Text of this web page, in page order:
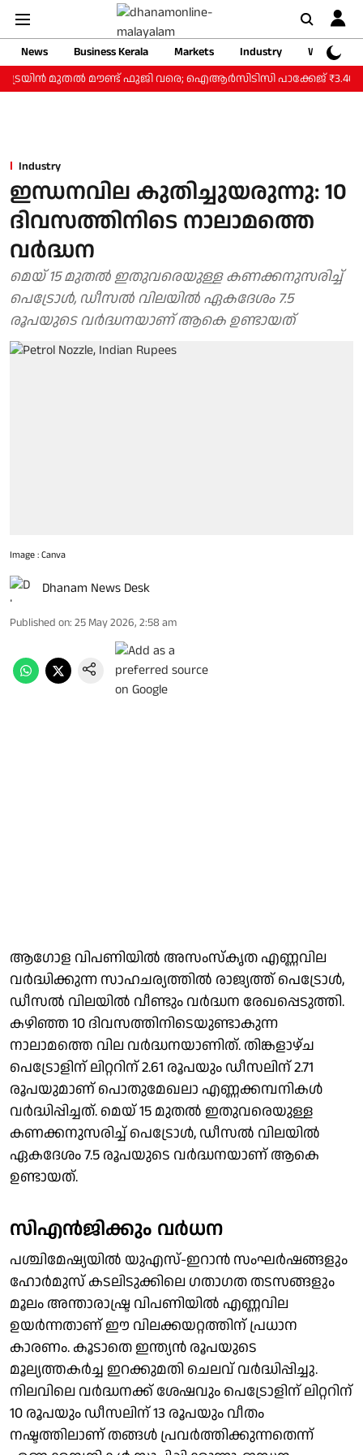
News Business Kerala Markets Industry
Web
മുതല്‍ മൗണ്ട് ഫുജി വരെ; ഐആര്‍സിടിസി പാക്കേജ് ₹3.46
Industry
ഇന്ധനവില കുതിച്ചുയരുന്നു: 10
ദിവസത്തിനിടെ നാലാമത്തെ
വർദ്ധന
മെയ് 15 മുതൽ ഇതുവരെയുള്ള കണക്കനുസരിച്ച്
പെട്രോൾ, ഡീസൽ വിലയിൽ ഏകദേശം 7.5
രൂപയുടെ വർദ്ധനയാണ് ആകെ ഉണ്ടായത്
Image : Canva
Dhanam News Desk
Published on: 25 May 2026, 2:58 am
ആഗോള വിപണിയിൽ അസംസ്കൃത എണ്ണവില
വർദ്ധിക്കുന്ന സാഹചര്യത്തിൽ രാജ്യത്ത് പെട്രോൾ,
ഡീസൽ വിലയിൽ വീണ്ടും വർദ്ധന രേഖപ്പെടുത്തി.
കഴിഞ്ഞ 10 ദിവസത്തിനിടെയുണ്ടാകുന്ന
നാലാമത്തെ വില വർദ്ധനയാണിത്. തിങ്കളാഴ്ച
പെട്രോളിന് ലിറ്ററിന് 2.61 രൂപയും ഡീസലിന് 2.71
രൂപയുമാണ് പൊതുമേഖലാ എണ്ണക്കമ്പനികൾ
വർദ്ധിപ്പിച്ചത്. മെയ് 15 മുതൽ ഇതുവരെയുള്ള
കണക്കനുസരിച്ച് പെട്രോൾ, ഡീസൽ വിലയിൽ
ഏകദേശം 7.5 രൂപയുടെ വർദ്ധനയാണ് ആകെ
ഉണ്ടായത്.
സിഎൻജിക്കും വര്‍ധന
പശ്ചിമേഷ്യയില്‍ യുഎസ്-ഇറാന്‍ സംഘര്‍ഷങ്ങളും
ഹോർമുസ് കടലിടുക്കിലെ ഗതാഗത തടസങ്ങളും
മൂലം അന്താരാഷ്ട്ര വിപണിയിൽ എണ്ണവില
ഉയർന്നതാണ് ഈ വിലക്കയറ്റത്തിന് പ്രധാന
കാരണം. കൂടാതെ ഇന്ത്യൻ രൂപയുടെ
മൂല്യത്തകർച്ച ഇറക്കുമതി ചെലവ് വർദ്ധിപ്പിച്ചു.
നിലവിലെ വർദ്ധനക്ക് ശേഷവും പെട്രോളിന് ലിറ്ററിന്
10 രൂപയും ഡീസലിന് 13 രൂപയും വീതം
നഷ്ടത്തിലാണ് തങ്ങൾ പ്രവർത്തിക്കുന്നതെന്ന്